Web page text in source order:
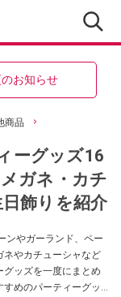
お知らせ
商品
ーグッズ16
ガネ・カチ
飾りを紹介
ンやガーランド、ペー
ネやカチューシャなど
ッズを一度にまとめ
めのパーティーグッ